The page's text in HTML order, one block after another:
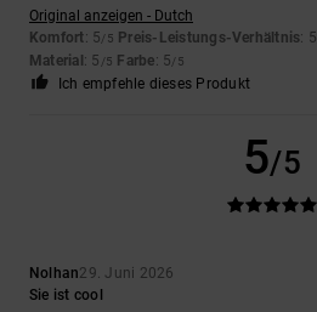
Original anzeigen - Dutch
Komfort: 5/5 Preis-Leistungs-Verhältnis: 5
Material: 5 /5 Farbe: 5/5
Ich empfehle dieses Produkt
5/5
Nolhan29. Juni 2026
Sie ist cool